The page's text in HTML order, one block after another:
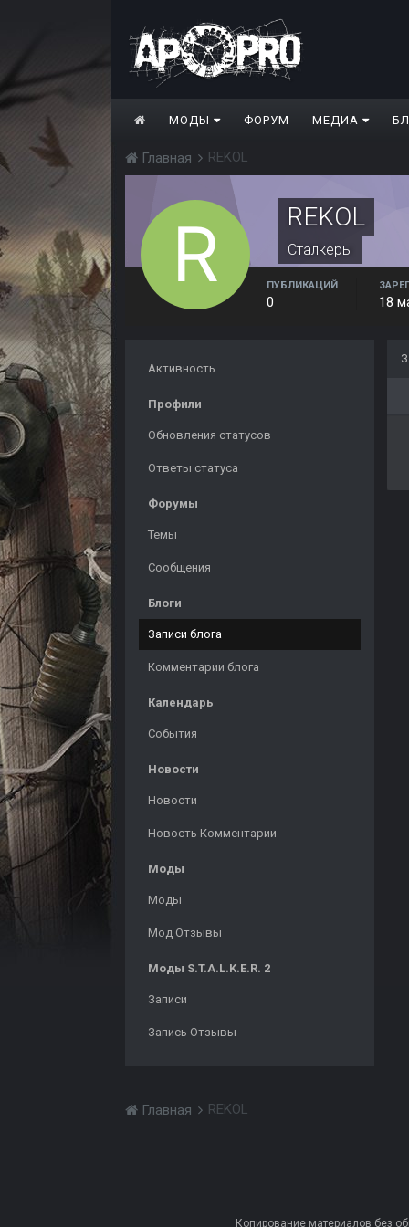
МОДЫ ФОРУМ МЕДИА
Главная REKOL
REKOL
Сталкеры
ПУБЛИКАЦИЙ
0 18
Активность
Профили
Обновления статусов
Ответы статуса
Форумы
Темы
Сообщения
Блоги
Записи блога
Комментарии блога
Календарь
События
Новости
Новости
Новость Комментарии
Моды
Моды
Мод Отзывы
Моды S.T.A.L.K.E.R. 2
Записи
Запись Отзывы
Главная REKOL
Копирование материалов без